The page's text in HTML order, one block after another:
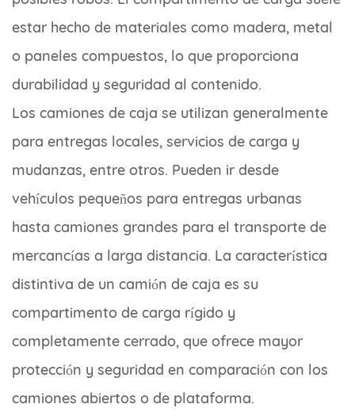
estar hecho de materiales como madera, metal
o paneles compuestos, lo que proporciona
durabilidad y seguridad al contenido.
Los camiones de caja se utilizan generalmente
para entregas locales, servicios de carga y
mudanzas, entre otros. Pueden ir desde
vehículos pequeños para entregas urbanas
hasta camiones grandes para el transporte de
mercancías a larga distancia. La característica
distintiva de un camión de caja es su
compartimento de carga rígido y
completamente cerrado, que ofrece mayor
protección y seguridad en comparación con los
camiones abiertos o de plataforma.